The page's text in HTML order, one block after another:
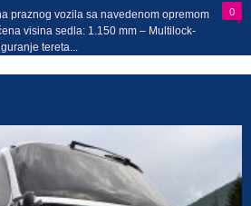
0
praznog vozila sa navedenom opremom
visina sedla: 1.150 mm – Multilock-
tereta...